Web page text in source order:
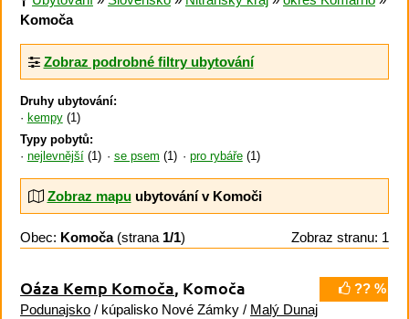
Komoča
Zobraz podrobné filtry ubytování
Druhy ubytování:
kempy(1)
Typy pobytů:
nejlevnější (1) se psem (1) pro rybáře(1)
Zobraz mapuubytování v Komoči
Obec: Komoča(strana 1/1) Zobraz stranu: 1
?? %
Oáza Kemp Komoča, Komoča
Podunajsko / kúpalisko Nové Zámky / Malý Dunaj